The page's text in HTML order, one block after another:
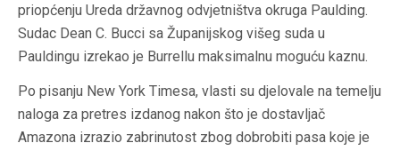
priopćenju Ureda državnog odvjetništva okruga Paulding.
Sudac Dean C. Bucci sa Županijskog višeg suda u
Pauldingu izrekao je Burrellu maksimalnu moguću kaznu.
Po pisanju New York Timesa, vlasti su djelovale na temelju
naloga za pretres izdanog nakon što je dostavljač
Amazona izrazio zabrinutost zbog dobrobiti pasa koje je